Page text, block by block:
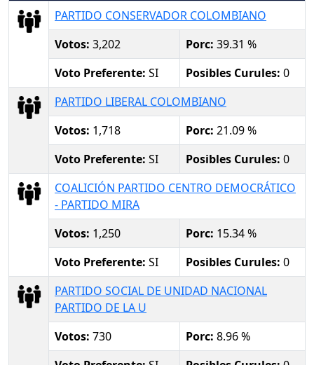
PARTIDO CONSERVADOR COLOMBIANO
Votos: 3,202 Porc: 39.31 %
Voto Preferente: SI Posibles Curules: 0
PARTIDO LIBERAL COLOMBIANO
Votos: 1,718 Porc: 21.09 %
Voto Preferente: SI Posibles Curules: 0
COALICIÓN PARTIDO CENTRO DEMOCRÁTICO
- PARTIDO MIRA
Votos: 1,250 Porc: 15.34 %
Voto Preferente: SI Posibles Curules: 0
PARTIDO SOCIAL DE UNIDAD NACIONAL
PARTIDO DE LA U
Votos: 730 Porc: 8.96 %